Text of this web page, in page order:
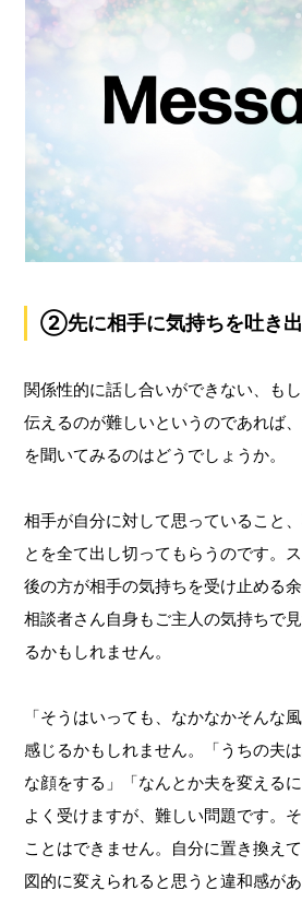
②先に相手に気持ちを吐き出
関係性的に話し合いができない、も
伝えるのが難しいというのであれば
を聞いてみるのはどうでしょうか。
相手が自分に対して思っていること
とを全て出し切ってもらうのです。
後の方が相手の気持ちを受け止める
相談者さん自身もご主人の気持ちで
るかもしれません。
「そうはいっても、なかなかそんな
感じるかもしれません。「うちの夫
な顔をする」「なんとか夫を変える
よく受けますが、難しい問題です。
ことはできません。自分に置き換え
図的に変えられると思うと違和感が